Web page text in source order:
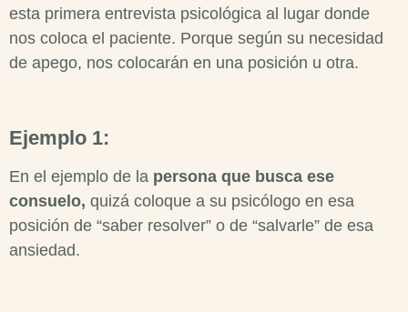
esta primera entrevista psicológica al lugar donde
nos coloca el paciente. Porque según su necesidad
de apego, nos colocarán en una posición u otra.
Ejemplo 1:
En el ejemplo de la persona que busca ese
consuelo, quizá coloque a su psicólogo en esa
posición de “saber resolver” o de “salvarle” de esa
ansiedad.